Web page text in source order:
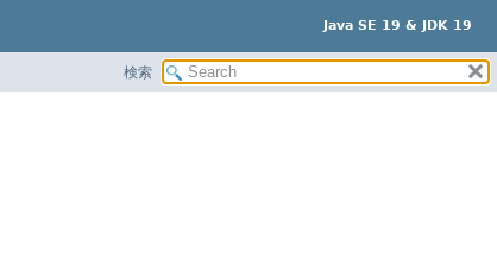
Java SE 19 & JDK 19
検索